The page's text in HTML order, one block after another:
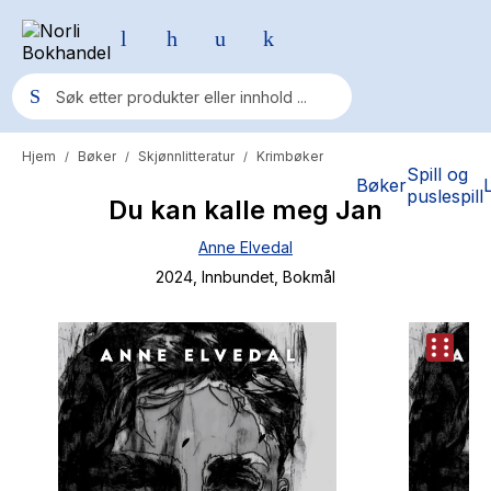
BøkerSpill og
puslespill
Populære søk
Pokemon
Fury Bound - Sable Sorensen
Yesteryear
Elizabeth Strout
Hitster
Hypopressiv trening
Hjem / Bøker / Skjønnlitteratur / Krimbøker
Du kan kalle meg Jan
Anne Elvedal
2024 , Innbundet , Bokmål